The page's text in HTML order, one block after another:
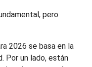
pero
2026 se basa en la
Por un lado, están